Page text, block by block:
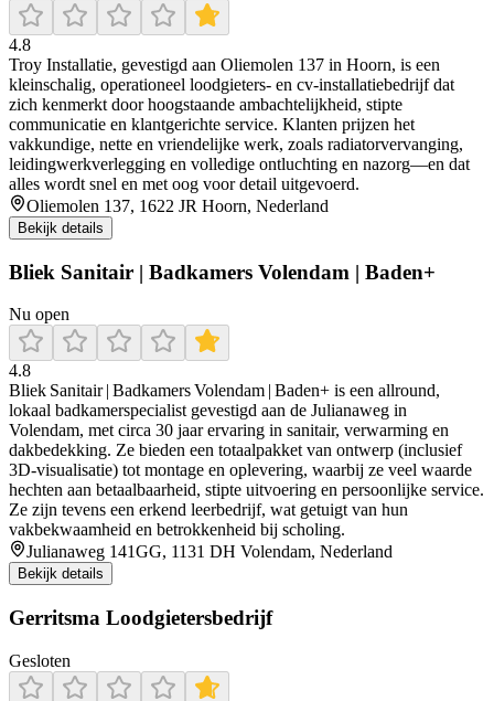
4.8
Troy Installatie, gevestigd aan Oliemolen 137 in Hoorn, is een
kleinschalig, operationeel loodgieters- en cv-installatiebedrijf dat
zich kenmerkt door hoogstaande ambachtelijkheid, stipte
communicatie en klantgerichte service. Klanten prijzen het
vakkundige, nette en vriendelijke werk, zoals radiatorvervanging,
leidingwerkverlegging en volledige ontluchting en nazorg—en dat
alles wordt snel en met oog voor detail uitgevoerd.
Oliemolen 137, 1622 JR Hoorn, Nederland
Bekijk details
Bliek Sanitair | Badkamers Volendam | Baden+
Nu open
4.8
Bliek Sanitair | Badkamers Volendam | Baden+ is een allround,
lokaal badkamerspecialist gevestigd aan de Julianaweg in
Volendam, met circa 30 jaar ervaring in sanitair, verwarming en
dakbedekking. Ze bieden een totaalpakket van ontwerp (inclusief
3D‑visualisatie) tot montage en oplevering, waarbij ze veel waarde
hechten aan betaalbaarheid, stipte uitvoering en persoonlijke service.
Ze zijn tevens een erkend leerbedrijf, wat getuigt van hun
vakbekwaamheid en betrokkenheid bij scholing.
Julianaweg 141GG, 1131 DH Volendam, Nederland
Bekijk details
Gerritsma Loodgietersbedrijf
Gesloten